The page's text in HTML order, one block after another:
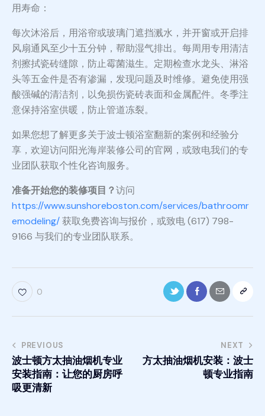
用寿命：
每次沐浴后，用浴帘或玻璃门遮挡溅水，并开窗或开启排
风扇通风至少十五分钟，帮助湿气排出。每周用专用清洁
剂擦拭瓷砖缝隙，防止霉菌滋生。定期检查水龙头、淋浴
头等五金件是否有渗漏，发现问题及时维修。避免使用强
酸强碱的清洁剂，以免损伤瓷砖表面和金属配件。冬季注
意保持浴室供暖，防止管道冻裂。
如果您想了解更多关于波士顿浴室翻新的案例和经验分
享，欢迎访问阳光海岸装修公司的官网，或致电我们的专
业团队获取个性化咨询服务。
准备开始您的装修项目？访问
https://www.sunshoreboston.com/services/bathroomr
emodeling/获取免费咨询与报价，或致电 (617) 798-
9166 与我们的专业团队联系。
0
PREVIOUS
波士顿方太抽油烟机专业
安装指南：让您的厨房呼
吸更清新
NEXT
方太抽油烟机安装：波士
顿专业指南